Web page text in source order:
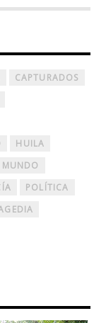
CAPTURADOS
HUILA
MUNDO
POLÍTICA